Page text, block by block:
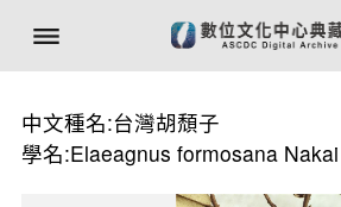
中文種名:台灣胡頹子
學名:Elaeagnus formosana Nakai